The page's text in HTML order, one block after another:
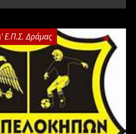
Ε.Π.Σ. Δράμας 0